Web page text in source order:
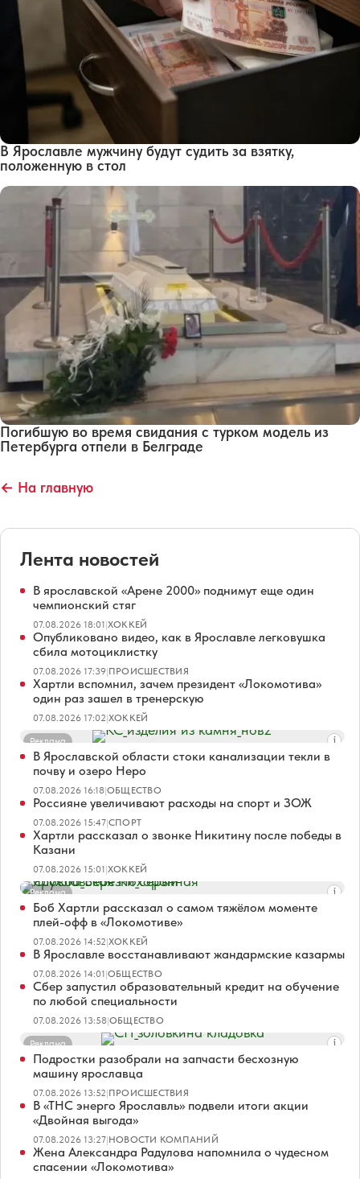
В Ярославле мужчину будут судить за взятку,
положенную в стол
Погибшую во время свидания с турком модель из
Петербурга отпели в Белграде
← На главную
Лента новостей
В ярославской «Арене 2000» поднимут еще один
чемпионский стяг
07.08.2026 18:01|ХОККЕЙ
Опубликовано видео, как в Ярославле легковушка
сбила мотоциклистку
07.08.2026 17:39|ПРОИСШЕСТВИЯ
Хартли вспомнил, зачем президент «Локомотива»
один раз зашел в тренерскую
07.08.2026 17:02|ХОККЕЙ
Реклама
В Ярославской области стоки канализации текли в
почву и озеро Неро
07.08.2026 16:18|ОБЩЕСТВО
Россияне увеличивают расходы на спорт и ЗОЖ
07.08.2026 15:47|СПОРТ
Хартли рассказал о звонке Никитину после победы в
Казани
07.08.2026 15:01|ХОККЕЙ
Реклама
Боб Хартли рассказал о самом тяжёлом моменте
плей-офф в «Локомотиве»
07.08.2026 14:52|ХОККЕЙ
В Ярославле восстанавливают жандармские казармы
07.08.2026 14:01|ОБЩЕСТВО
Сбер запустил образовательный кредит на обучение
по любой специальности
07.08.2026 13:58|ОБЩЕСТВО
Реклама
Подростки разобрали на запчасти бесхозную
машину ярославца
07.08.2026 13:52|ПРОИСШЕСТВИЯ
В «ТНС энерго Ярославль» подвели итоги акции
«Двойная выгода»
07.08.2026 13:27|НОВОСТИ КОМПАНИЙ
Жена Александра Радулова напомнила о чудесном
спасении «Локомотива»